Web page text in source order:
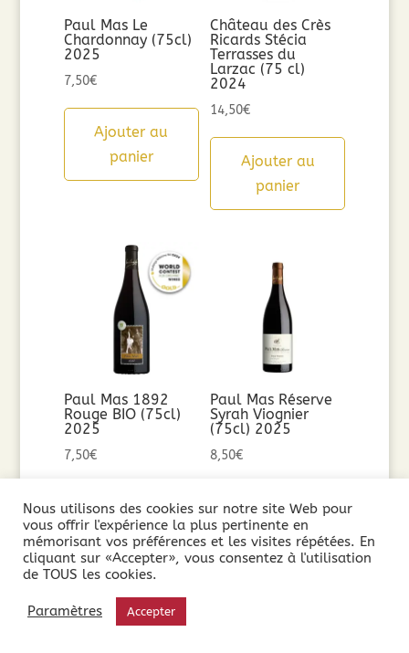
Paul Mas Le
Chardonnay (75cl)
2025
7,50€
Ajouter au
panier
Château des Crès
Ricards Stécia
Terrasses du
Larzac (75 cl)
2024
14,50€
Ajouter au
panier
Paul Mas 1892
Rouge BIO (75cl)
2025
7,50€
Ajouter au
panier
Paul Mas Réserve
Syrah Viognier
(75cl) 2025
8,50€
Ajouter au
panier
Nous utilisons des cookies sur notre site Web pour
vous offrir l'expérience la plus pertinente en
mémorisant vos préférences et les visites répétées. En
cliquant sur «Accepter», vous consentez à l'utilisation
de TOUS les cookies.
Paramètres Accepter